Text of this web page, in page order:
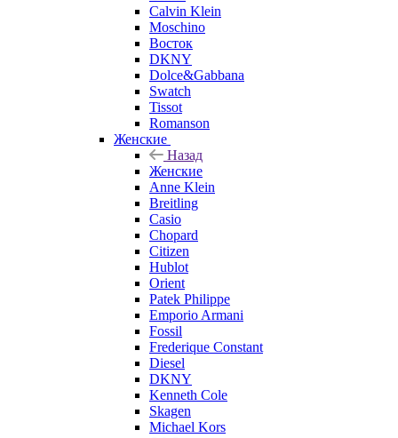
Calvin Klein
Moschino
Восток
DKNY
Dolce&Gabbana
Swatch
Tissot
Romanson
Женские
Назад
Женские
Anne Klein
Breitling
Casio
Chopard
Citizen
Hublot
Orient
Patek Philippe
Emporio Armani
Fossil
Frederique Constant
Diesel
DKNY
Kenneth Cole
Skagen
Michael Kors